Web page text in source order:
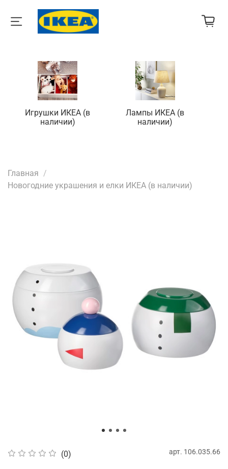
Игрушки ИКЕА (в
наличии)
Лампы ИКЕА (в
наличии)
Главная
Новогодние украшения и елки ИКЕА (в наличии)
(0) арт. 106.035.66